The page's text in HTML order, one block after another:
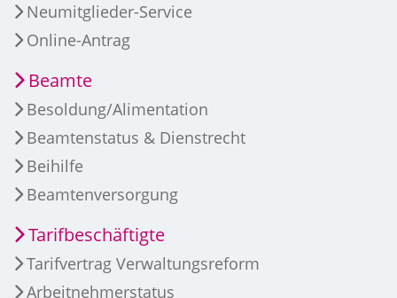
Neumitglieder-Service
Online-Antrag
Beamte
Besoldung/Alimentation
Beamtenstatus & Dienstrecht
Beihilfe
Beamtenversorgung
Tarifbeschäftigte
Tarifvertrag Verwaltungsreform
Arbeitnehmerstatus